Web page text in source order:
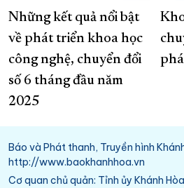
Những kết quả nổi bật
về phát triển khoa học
công nghệ, chuyển đổi
số 6 tháng đầu năm
2025
Báo và Phát thanh, Truyền hình
http://www.baokhanhhoa.vn
Cơ quan chủ quản: Tỉnh ủy Khánh